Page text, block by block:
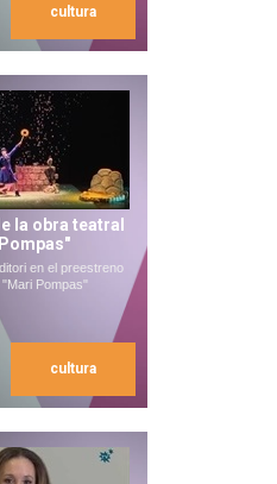
cultura
la obra teatral
en el preestreno
Pompas"
cultura